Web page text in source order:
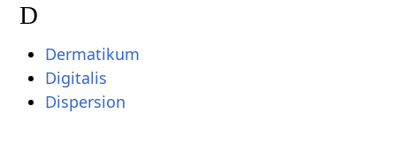
D
Dermatikum
Digitalis
Dispersion